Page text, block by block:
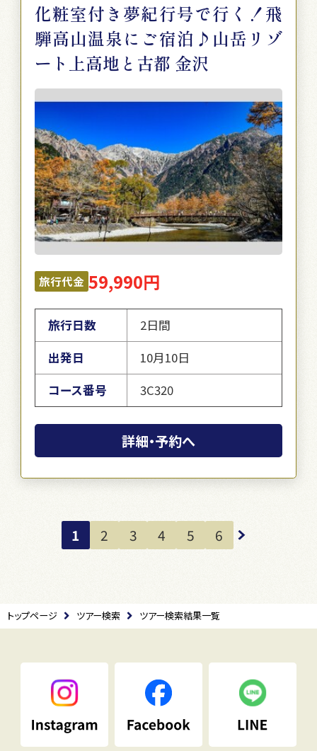
化粧室付き夢紀行号で行く！飛
騨高山温泉にご宿泊♪山岳リゾ
ート上高地と古都 金沢
旅行代金 59,990円
旅行日数
2日間
出発日
10月10日
コース番号
3C320
詳細・予約へ
1 2 3 4 5 6
トップページ ツアー検索 ツアー検索結果一覧